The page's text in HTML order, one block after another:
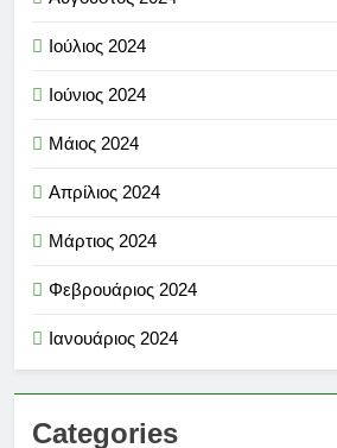
Ιούλιος 2024
Ιούνιος 2024
Μάιος 2024
Απρίλιος 2024
Μάρτιος 2024
Φεβρουάριος 2024
Ιανουάριος 2024
Categories